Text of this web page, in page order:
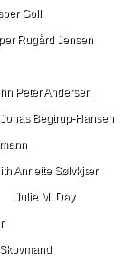
Goll
Rugård Jensen
Peter Andersen
Jonas Begtrup-Hansen
Annette Sølvkjær
Julie M. Day